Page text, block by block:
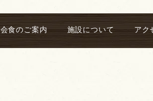
会食のご案内 施設について アク